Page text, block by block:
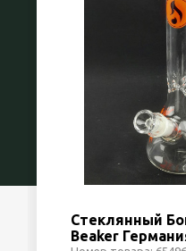
Стеклянный
Beaker